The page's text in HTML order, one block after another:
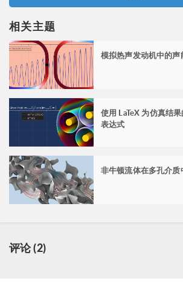
相关主题
模拟热声发动机中的声
使用 LaTeX 为仿真结
表达式
非牛顿流体在多孔介
评论 (2)